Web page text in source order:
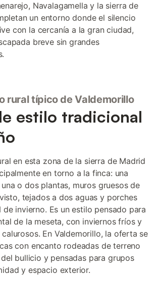
Navalagamella y la sierra de
un entorno donde el silencio
con la cercanía a la gran ciudad,
breve sin grandes
rural típico de Valdemorillo
estilo tradicional
en esta zona de la sierra de Madrid
en torno a la finca: una
o dos plantas, muros gruesos de
tejados a dos aguas y porches
invierno. Es un estilo pensado para
de la meseta, con inviernos fríos y
En Valdemorillo, la oferta se
con encanto rodeadas de terreno
bullicio y pensadas para grupos
y espacio exterior.